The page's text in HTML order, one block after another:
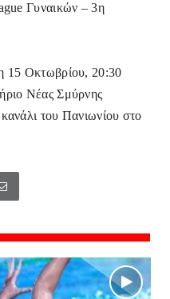
Γυναικών – 3η
15 Οκτωβρίου, 20:30
Νέας Σμύρνης
του Πανιωνίου στο